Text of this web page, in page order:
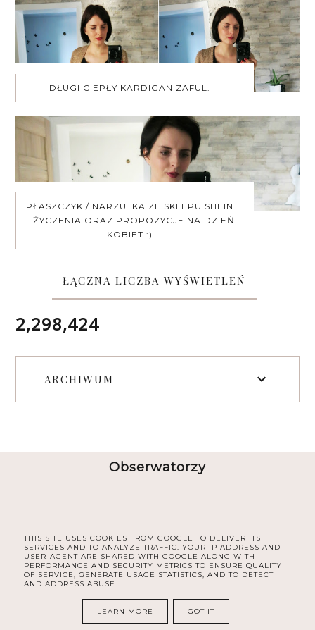
DŁUGI CIEPŁY KARDIGAN ZAFUL.
PŁASZCZYK / NARZUTKA ZE SKLEPU SHEIN
+ ŻYCZENIA ORAZ PROPOZYCJE NA DZIEŃ
KOBIET :)
ŁĄCZNA LICZBA WYŚWIETLEŃ
2,298,424
ARCHIWUM
Obserwatorzy
COPYRIGHT ©30PLUS BLOG
BLOG DESIGN: KAROGRAFIA.PL
THIS SITE USES COOKIES FROM GOOGLE TO DELIVER ITS
SERVICES AND TO ANALYZE TRAFFIC. YOUR IP ADDRESS AND
USER-AGENT ARE SHARED WITH GOOGLE ALONG WITH
PERFORMANCE AND SECURITY METRICS TO ENSURE QUALITY
OF SERVICE, GENERATE USAGE STATISTICS, AND TO DETECT
AND ADDRESS ABUSE.
LEARN MORE GOT IT